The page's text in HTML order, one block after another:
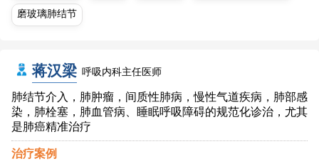
磨玻璃肺结节
蒋汉梁 呼吸内科主任医师
肺结节介入，肺肿瘤，间质性肺病，慢性气道疾病，肺部感
染，肺栓塞，肺血管病、睡眠呼吸障碍的规范化诊治，尤其
是肺癌精准治疗
治疗案例